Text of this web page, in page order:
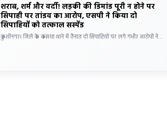
शराब, शर्म और वर्दी! लड़की की डिमांड पूरी न होने पर
सिपाही पर तांडव का आरोप, एसपी ने किया दो
सिपाहियों को तत्काल सस्पेंड
कुशीनगर। जिले के कसया थाने में तैनात दो सिपाहियों पर लगे गंभीर आरोपों ने…